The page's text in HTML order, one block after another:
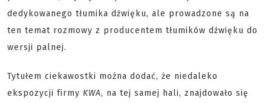
dedykowanego tłumika dźwięku, ale prowadzone są na
ten temat rozmowy z producentem tłumików dźwięku do
wersji palnej.
Tytułem ciekawostki można dodać, że niedaleko
ekspozycji firmy KWA, na tej samej hali, znajdowało się